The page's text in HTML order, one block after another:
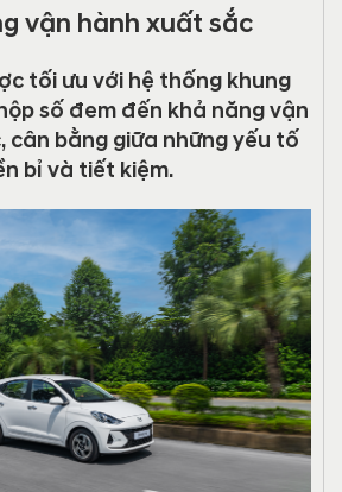
vận hành xuất sắc
tối ưu với hệ thống khung
số đem đến khả năng vận
cân bằng giữa những yếu tố
bỉ và tiết kiệm.